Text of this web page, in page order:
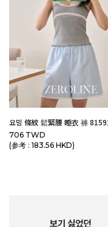
요밍 條紋 鬆緊腰 睡衣 褲
706 TWD
(参考 : 183.56 HKD)